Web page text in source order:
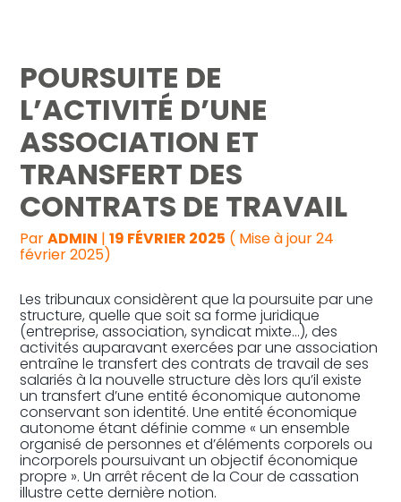
Gestion au quotidien
Pilotage d’entreprise
Audit
POURSUITE DE
L’ACTIVITÉ D’UNE
ASSOCIATION ET
TRANSFERT DES
CONTRATS DE TRAVAIL
ParADMIN |19 FÉVRIER 2025 ( Mise à jour 24
février 2025)
Les tribunaux considèrent que la poursuite par une
structure, quelle que soit sa forme juridique
(entreprise, association, syndicat mixte…), des
activités auparavant exercées par une association
entraîne le transfert des contrats de travail de ses
salariés à la nouvelle structure dès lors qu’il existe
un transfert d’une entité économique autonome
conservant son identité. Une entité économique
autonome étant définie comme « un ensemble
organisé de personnes et d’éléments corporels ou
incorporels poursuivant un objectif économique
propre ». Un arrêt récent de la Cour de cassation
illustre cette dernière notion.